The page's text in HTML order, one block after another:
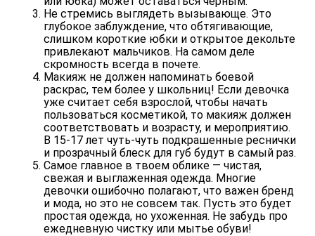
Не стремись выглядеть вызывающе. Это
глубокое заблуждение, что обтягивающие,
слишком короткие юбки и открытое декольте
привлекают мальчиков. На самом деле
скромность всегда в почете.
Макияж не должен напоминать боевой
раскрас, тем более у школьниц! Если девочка
уже считает себя взрослой, чтобы начать
пользоваться косметикой, то макияж должен
соответствовать и возрасту, и мероприятию.
В 15-17 лет чуть-чуть подкрашенные реснички
и прозрачный блеск для губ будут в самый раз.
Самое главное в твоем облике — чистая,
свежая и выглаженная одежда. Многие
девочки ошибочно полагают, что важен бренд
и мода, но это не совсем так. Пусть это будет
простая одежда, но ухоженная. Не забудь про
ежедневную чистку или мытье обуви!